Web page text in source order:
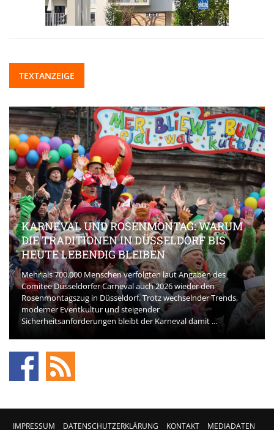
TEXTANZEIGE
KARNEVAL UND ROSENMONTAG: WARUM
DIE TRADITIONEN IN DÜSSELDORF BIS
HEUTE LEBENDIG BLEIBEN
Mehr als 700.000 Menschen verfolgten laut Angaben des
Comitee Düsseldorfer Carneval auch 2026 wieder den
Rosenmontagszug in Düsseldorf. Trotz wechselnder Trends,
moderner Eventkultur und steigender
Sicherheitsanforderungen bleibt der Karneval damit ...
IMPRESSUM DATENSCHUTZERKLÄRUNG KONTAKT MEDIADATEN